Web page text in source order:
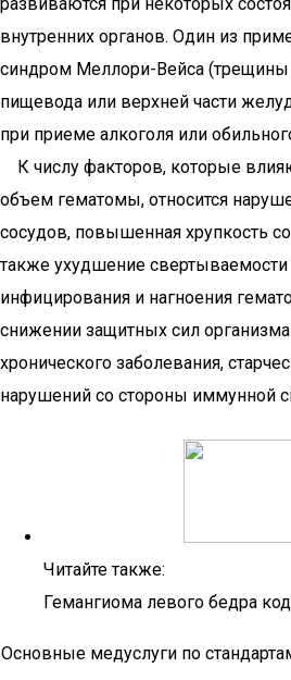
внутренних органов. Один из
синдром Меллори-Вейса (трещины
пищевода или верхней части
при приеме алкоголя или
К числу факторов, которые
объем гематомы, относится
сосудов, повышенная хрупкость
также ухудшение свертываемости
инфицирования и нагноения
снижении защитных сил
хронического заболевания,
нарушений со стороны иммунной
Читайте также:
Гемангиома левого бедра
Основные медуслуги по